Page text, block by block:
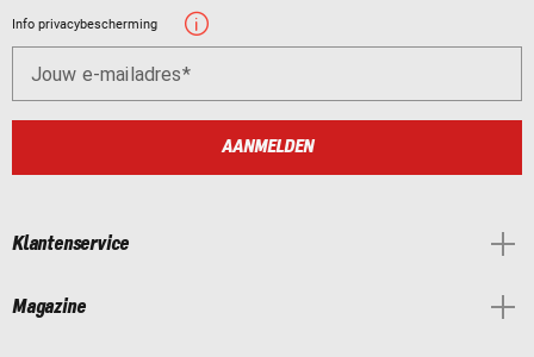
Info privacybescherming
Jouw e-mailadres
AANMELDEN
Klantenservice
Magazine